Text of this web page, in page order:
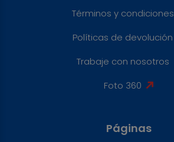
Términos y condiciones
Políticas de devolución
Trabaje con nosotros
Foto 360
Páginas